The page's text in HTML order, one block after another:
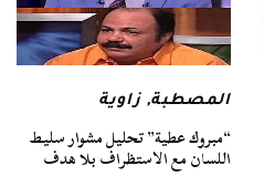
المصطبة, زاوية
“مبروك عطية” تحليل مشوار سليط
اللسان مع الاستظراف بلا هدف